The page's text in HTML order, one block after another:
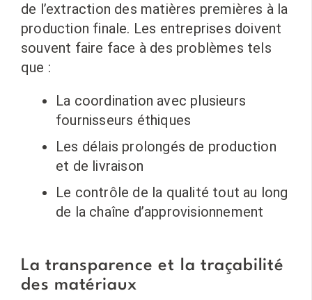
de l’extraction des matières premières à la
production finale. Les entreprises doivent
souvent faire face à des problèmes tels
que :
La coordination avec plusieurs
fournisseurs éthiques
Les délais prolongés de production
et de livraison
Le contrôle de la qualité tout au long
de la chaîne d’approvisionnement
La transparence et la traçabilité
des matériaux